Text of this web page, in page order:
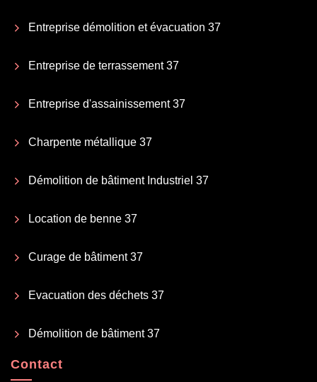
Entreprise démolition et évacuation 37
Entreprise de terrassement 37
Entreprise d'assainissement 37
Charpente métallique 37
Démolition de bâtiment Industriel 37
Location de benne 37
Curage de bâtiment 37
Evacuation des déchets 37
Démolition de bâtiment 37
Contact